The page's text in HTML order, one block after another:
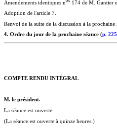
Amendements identiques n
174 de M. Gantier
Adoption de l'article 7.
Renvoi de la suite de la discussion à la prochaine
4. Ordre du jour de la prochaine séance (p.
COMPTE RENDU INTÉGRAL
M. le président.
La séance est ouverte.
(La séance est ouverte à quinze heures.)